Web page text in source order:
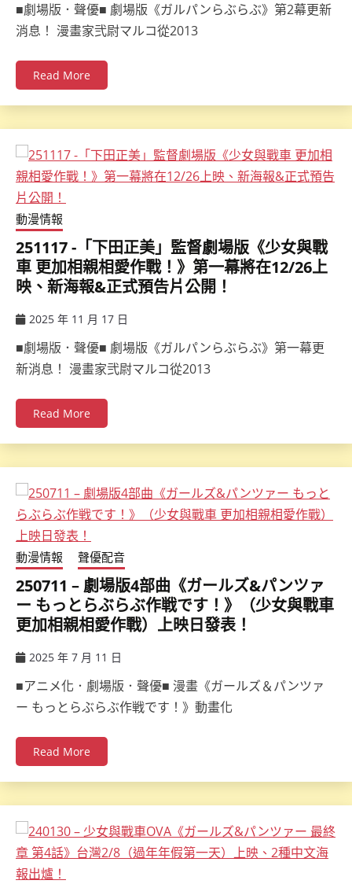
■劇場版．聲優■ 劇場版《ガルパンらぶらぶ》第2幕更新
消息！ 漫畫家弐尉マルコ從2013
Read More
動漫情報
251117 -「下田正美」監督劇場版《少女與戰
車 更加相親相愛作戰！》第一幕將在12/26上
映、新海報&正式預告片公開！
2025 年 11 月 17 日
■劇場版．聲優■ 劇場版《ガルパンらぶらぶ》第一幕更
新消息！ 漫畫家弐尉マルコ從2013
Read More
動漫情報 聲優配音
250711 – 劇場版4部曲《ガールズ&パンツァ
ー もっとらぶらぶ作戦です！》（少女與戰車
更加相親相愛作戰）上映日發表！
2025 年 7 月 11 日
■アニメ化．劇場版．聲優■ 漫畫《ガールズ＆パンツァ
ー もっとらぶらぶ作戦です！》動畫化
Read More